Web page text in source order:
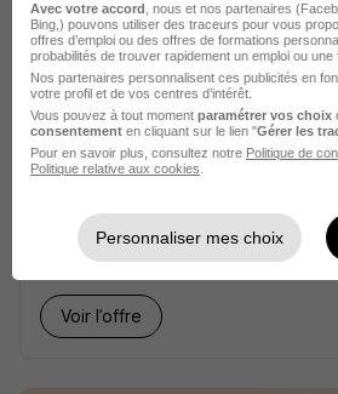
Gestionnaire de Paie H/F
Vitry-le-François - 51 CDI
Voir l’offre
Avec votre accord , nous et nos partenaires
Bing,) pouvons utiliser des traceurs pour vous
offres d’emploi ou des offres de formations
probabilités de trouver rapidement un emploi ou une
Nos partenaires personnalisent ces publicités en
votre profil et de vos centres d’intérêt.
Vous pouvez à tout moment paramétrer vos choix
consentement en cliquant sur le lien "Gérer les
Pour en savoir plus, consultez notre Politique de
Politique relative aux cookies
Personnaliser mes choix